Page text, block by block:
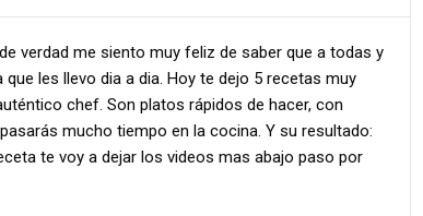
verdad me siento muy feliz de saber que a todas y
les llevo dia a dia. Hoy te dejo 5 recetas muy
chef. Son platos rápidos de hacer, con
mucho tiempo en la cocina. Y su resultado:
te voy a dejar los videos mas abajo paso por